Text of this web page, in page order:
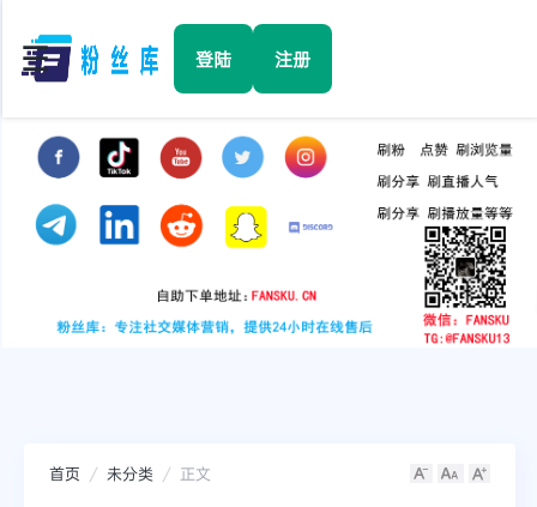
☰ 登陆 注册
Facebook
TikTok
YouTube
首页 未分类 正文